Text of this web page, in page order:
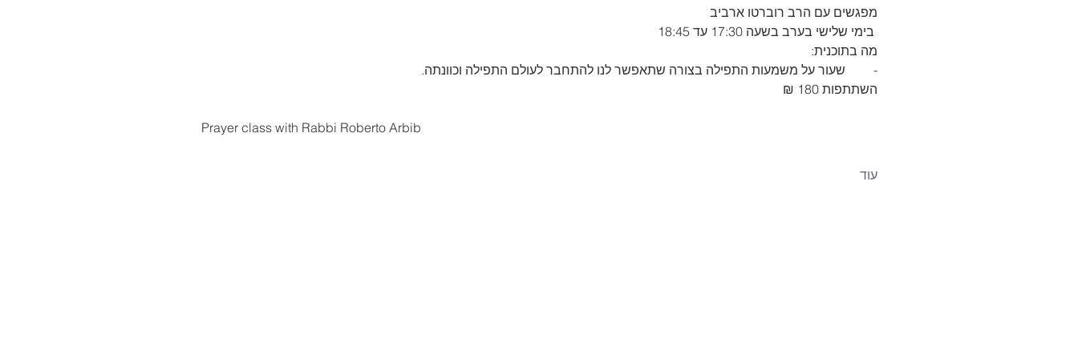
מפגשים עם הרב רוברטו ארביב
מה בתוכנית:
-	שעור על משמעות התפילה בצורה שתאפשר לנו להתחבר לעולם התפילה וכוונתה.
השתתפות 180 ₪
Prayer class with Rabbi Roberto Arbib
עוד